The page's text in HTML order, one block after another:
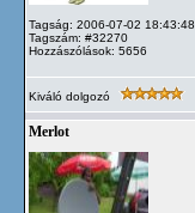
Tagság: 2006-07-02 18:43:48
Tagszám: #32270
Hozzászólások: 5656
Kiváló dolgozó
Merlot